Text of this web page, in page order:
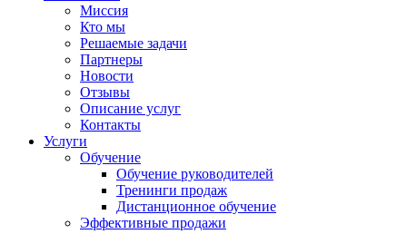
Миссия
Кто мы
Решаемые задачи
Партнеры
Новости
Отзывы
Описание услуг
Контакты
Услуги
Обучение
Обучение руководителей
Тренинги продаж
Дистанционное обучение
Эффективные продажи